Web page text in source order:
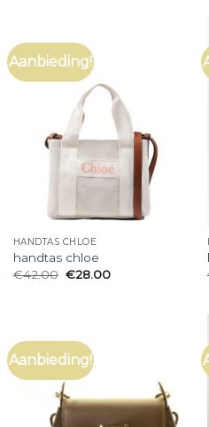
Aanbieding!
HANDTAS CHLOE
handtas chloe
€42.00 €28.00
Aanbieding!